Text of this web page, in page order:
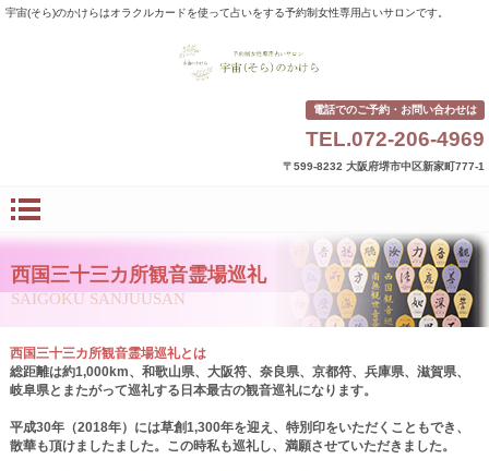
宇宙(そら)のかけらはオラクルカードを使って占いをする予約制女性専用占いサロンです。
電話でのご予約・お問い合わせは
TEL.072-206-4969
〒599-8232 大阪府堺市中区新家町777-1
西国三十三カ所観音霊場巡礼
SAIGOKU SANJUUSAN
西国三十三カ所観音霊場巡礼とは
総距離は約1,000km、和歌山県、大阪符、奈良県、京都符、兵庫県、滋賀県、
岐阜県とまたがって巡礼する日本最古の観音巡礼になります。
平成30年（2018年）には草創1,300年を迎え、特別印をいただくこともでき、
散華も頂けましたました。この時私も巡礼し、満願させていただきました。